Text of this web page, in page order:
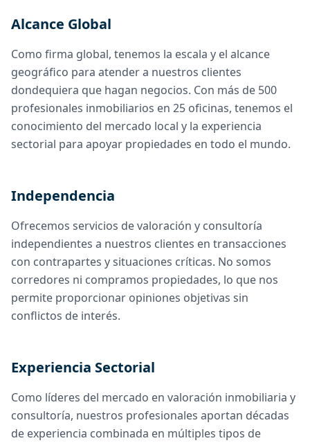
Alcance Global
Como firma global, tenemos la escala y el alcance
geográfico para atender a nuestros clientes
dondequiera que hagan negocios. Con más de 500
profesionales inmobiliarios en 25 oficinas, tenemos el
conocimiento del mercado local y la experiencia
sectorial para apoyar propiedades en todo el mundo.
Independencia
Ofrecemos servicios de valoración y consultoría
independientes a nuestros clientes en transacciones
con contrapartes y situaciones críticas. No somos
corredores ni compramos propiedades, lo que nos
permite proporcionar opiniones objetivas sin
conflictos de interés.
Experiencia Sectorial
Como líderes del mercado en valoración inmobiliaria y
consultoría, nuestros profesionales aportan décadas
de experiencia combinada en múltiples tipos de